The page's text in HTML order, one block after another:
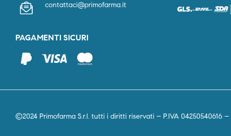
contattaci@primofarma.it
PAGAMENTI SICURI
©2024 Primofarma S.r.l. tutti i diritti riservati – P.IVA 04250540616 –